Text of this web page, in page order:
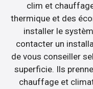
clim et
thermique et des
installer le
contacter un
de vous conseiller
superficie. Ils
chauffage et